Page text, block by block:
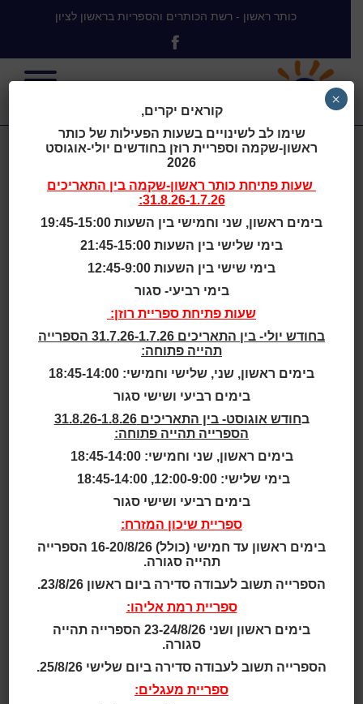
כותר ראשון - רשת הכותרים והספריות בראשון לציון
אירועים
ופעילויות
אירועים ופעילויות>שעות
שעות סיפור
גילאי 2.5 - 4
גילאי 2 - 5
קוראים יקרים,
שימו לב לשינויים בשעות הפעילות של כותר
ראשון-שקמה וספריית רוזן בחודשים יולי-אוגוסט
2026
שעות פתיחת כותר ראשון-שקמה בין התאריכים
31.8.26-1.7.26:
בימים ראשון, שני וחמישי בין השעות 19:45-15:00
בימי שלישי בין השעות 21:45-15:00
בימי שישי בין השעות 12:45-9:00
בימי רביעי- סגור
שעות פתיחת ספריית רוזן:
בחודש יולי- בין התאריכים 31.7.26-1.7.26 הספרייה
תהייה פתוחה:
בימים ראשון, שני, שלישי וחמישי: 18:45-14:00
בימים רביעי ושישי סגור
ב
חודש אוגוסט- בין התאריכים 31.8.26-1.8.26
הספרייה תהייה פתוחה:
בימים ראשון, שני וחמישי: 18:45-14:00
בימי שלישי: 12:00-9:00, 18:45-14:00
בימים רביעי ושישי סגור
ספריית שיכון המזרח:
בימים ראשון עד חמישי (כולל) 16-20/8/26 הספרייה
תהייה סגורה.
הספרייה תשוב לעבודה סדירה ביום ראשון 23/8/26.
ספריית רמת אליהו:
בימים ראשון ושני 23-24/8/26 הספרייה תהייה
סגורה.
הספרייה תשוב לעבודה סדירה ביום שלישי 25/8/26.
ספריית מעגלים:
×